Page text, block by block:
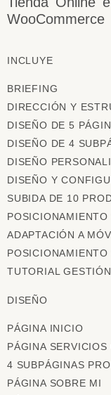
WooCommerce
INCLUYE
BRIEFING
DIRECCIÓN Y
DISEÑO DE 5
DISEÑO DE 4
DISEÑO
DISEÑO Y
SUBIDA DE 10
ADAPTACIÓN A
POSICIONAMIENTO
TUTORIAL
DISEÑO
PÁGINA INICIO
PÁGINA SERVICIOS
4 SUBPÁGINAS
PÁGINA SOBRE MI